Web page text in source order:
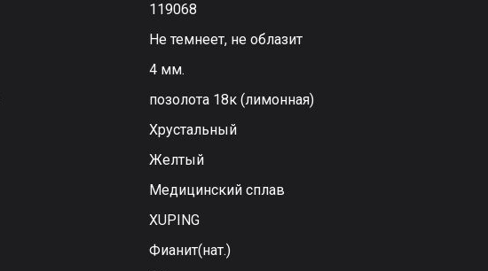
119068
Не темнеет, не облазит
4 мм.
позолота 18к (лимонная)
Хрустальный
Желтый
Медицинский сплав
XUPING
Фианит(нат.)